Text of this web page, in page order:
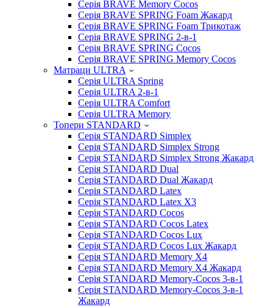
Серія BRAVE Memory Cocos
Серія BRAVE SPRING Foam Жакард
Серія BRAVE SPRING Foam Трикотаж
Серія BRAVE SPRING 2-в-1
Серія BRAVE SPRING Cocos
Серія BRAVE SPRING Memory Cocos
Матраци ULTRA
Серія ULTRA Spring
Серія ULTRA 2-в-1
Серія ULTRA Comfort
Серія ULTRA Memory
Топери STANDARD
Серія STANDARD Simplex
Серія STANDARD Simplex Strong
Серія STANDARD Simplex Strong Жакард
Серія STANDARD Dual
Серія STANDARD Dual Жакард
Серія STANDARD Latex
Серія STANDARD Latex X3
Серія STANDARD Cocos
Серія STANDARD Cocos Latex
Серія STANDARD Cocos Lux
Серія STANDARD Cocos Lux Жакард
Серія STANDARD Memory X4
Серія STANDARD Memory X4 Жакард
Серія STANDARD Memory-Cocos 3-в-1
Серія STANDARD Memory-Cocos 3-в-1
Жакард